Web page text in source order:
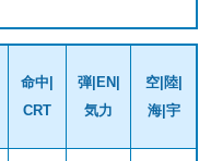
命中|
CRT
弾|EN|
気力
空|陸|
海|宇